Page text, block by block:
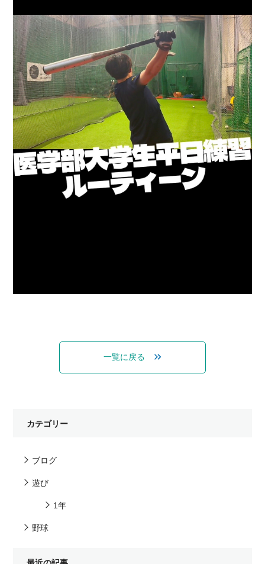
一覧に戻る
カテゴリー
ブログ
遊び
1年
野球